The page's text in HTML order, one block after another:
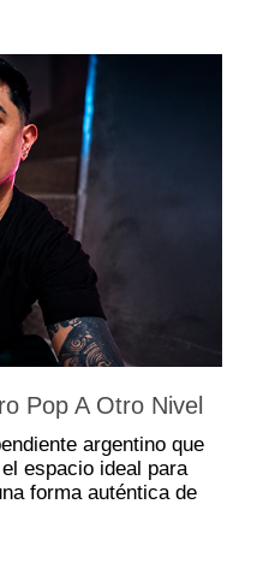
Pop A Otro Nivel
argentino que
espacio ideal para
forma auténtica de